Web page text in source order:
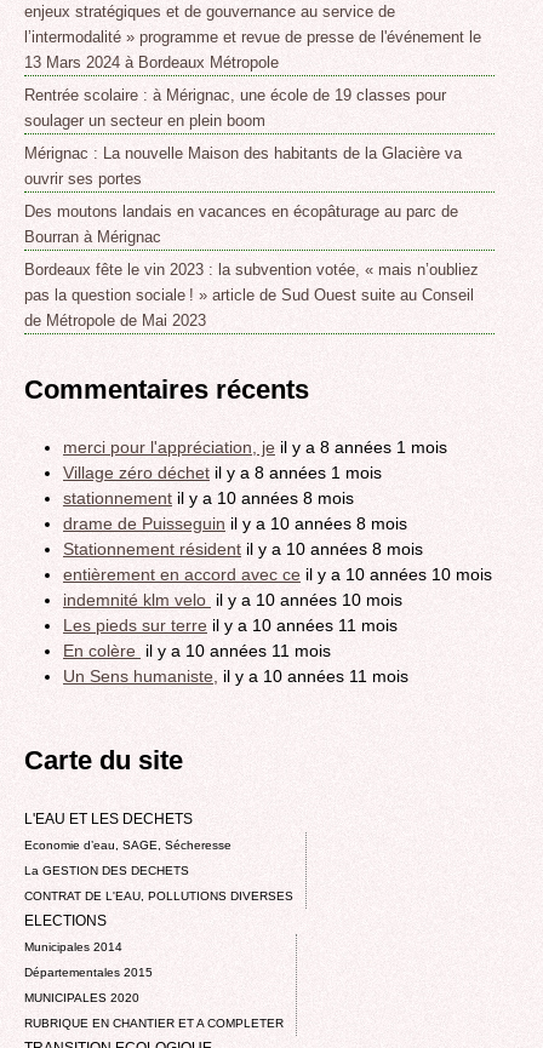
enjeux stratégiques et de gouvernance au service de
l’intermodalité » programme et revue de presse de l'événement le
13 Mars 2024 à Bordeaux Métropole
Rentrée scolaire : à Mérignac, une école de 19 classes pour
soulager un secteur en plein boom
Mérignac : La nouvelle Maison des habitants de la Glacière va
ouvrir ses portes
Des moutons landais en vacances en écopâturage au parc de
Bourran à Mérignac
Bordeaux fête le vin 2023 : la subvention votée, « mais n’oubliez
pas la question sociale ! » article de Sud Ouest suite au Conseil
de Métropole de Mai 2023
Commentaires récents
merci pour l'appréciation, je il y a 8 années 1 mois
Village zéro déchet il y a 8 années 1 mois
stationnement il y a 10 années 8 mois
drame de Puisseguin il y a 10 années 8 mois
Stationnement résident il y a 10 années 8 mois
entièrement en accord avec ce il y a 10 années 10 mois
indemnité klm velo il y a 10 années 10 mois
Les pieds sur terre il y a 10 années 11 mois
En colère il y a 10 années 11 mois
Un Sens humaniste, il y a 10 années 11 mois
Carte du site
L'EAU ET LES DECHETS
Economie d’eau, SAGE, Sécheresse
La GESTION DES DECHETS
CONTRAT DE L'EAU, POLLUTIONS DIVERSES
ELECTIONS
Municipales 2014
Départementales 2015
MUNICIPALES 2020
RUBRIQUE EN CHANTIER ET A COMPLETER